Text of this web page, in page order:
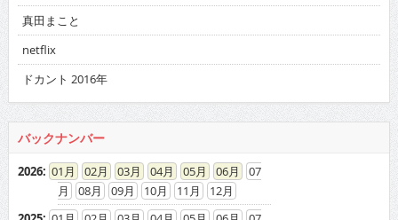
真田まこと
netflix
ドカント 2016年
バックナンバー
2026: 01 02 03 04 05 06
07
08
09 10 11
12